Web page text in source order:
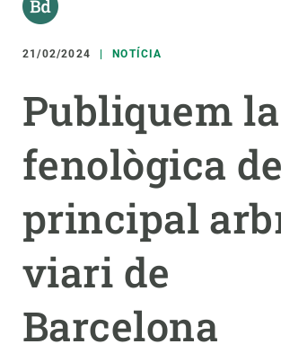
d'ariadna
21/02/2024 NOTÍCIA
Publiquem
fenològica
principal
viari de
Barcelona
responsive
Responsive
menu
RECERCA
CIÈNCIA EN ACCIÓ
UNEIX-TE A NOSALTRES
PARTICIPA